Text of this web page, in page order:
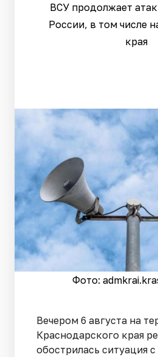
ВСУ продолжает
России, в том числе
края
Фото:
Вечером 6 августа на
Краснодарского края
обострилась ситуация